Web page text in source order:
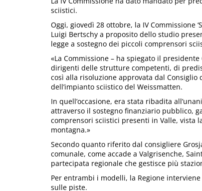
sciistici.
Oggi, giovedì 28 ottobre, la IV Commissione
Luigi Bertschy a proposito dello studio
legge a sostegno dei piccoli comprensori
«La Commissione – ha spiegato il presidente
dirigenti delle strutture competenti, di
così alla risoluzione approvata dal
dell’impianto sciistico del Weissmatten.
In quell’occasione, era stata ribadita
attraverso il sostegno finanziario pubblico,
comprensori sciistici presenti in Valle, vista
montagna.»
Secondo quanto riferito dal consigliere
comunale, come accade a Valgrisenche,
partecipata regionale che gestisce più
Per entrambi i modelli, la Regione
sulle piste.